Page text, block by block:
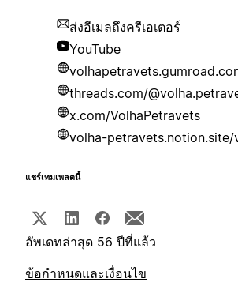
ส่งอีเมลถึงครีเอเตอร์
YouTube
threads.com/
x.com/VolhaPetravets
volha-petravets.notion.site/
แชร์เทมเพลตนี้
อัพเดทล่าสุด 56 ปีที่แล้ว
ข้อกำหนดและเงื่อนไข